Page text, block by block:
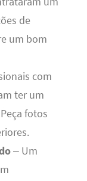
de
um bom
com
ter um
fotos
– Um